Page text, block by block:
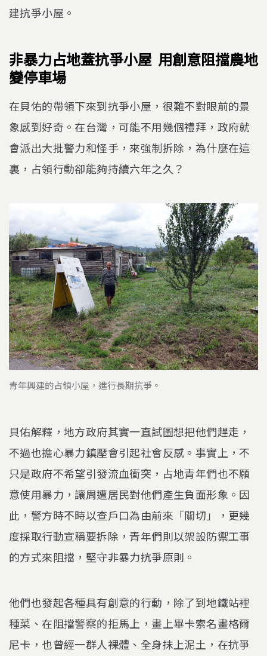
建抗爭小屋。
非暴力占地蓋抗爭小屋 用創意阻擋農地
變停車場
在貝佑的帶領下來到抗爭小屋，很難不對眼前的景
象感到好奇。在台灣，可能不用幾個禮拜，政府就
會派出大批警力和怪手，來強制拆除，為什麼在這
裏，占領行動卻能夠持續六年之久？
青年興建的占領小屋，進行長期抗爭。
貝佑解釋，地方政府其實一直試圖想把他們趕走，
不過也擔心暴力鎮壓會引起社會反感。事實上，不
只是政府不希望引發流血衝突，占地青年們也不願
意使用暴力，讓周遭居民對他們產生負面形象。因
此，警方時不時以查戶口為由前來「關切」，更幾
度採取行動宣稱要拆除，青年們則以架設防禦工事
的方式來阻擋，堅守非暴力抗爭原則。
他們也發起各種具有創意的行動，除了到地鐵站裡
種菜、在阻擋警察的拒馬上，畫上畢卡索名畫格爾
尼卡，也曾經一群人裸體、全身抹上泥土，在抗爭